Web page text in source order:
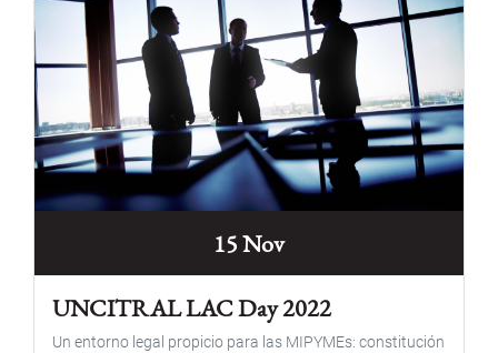
15 Nov
UNCITRAL LAC Day 2022
Un entorno legal propicio para las MIPYMEs: constitución